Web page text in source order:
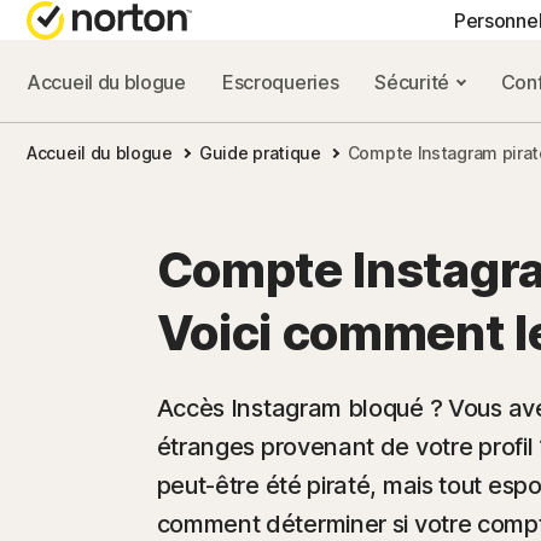
FORFAITS TOUT-
Norton 360
Norton 360 Deluxe
Norton 360 Standard
Tous les produits
BLOG NORTON
Ressources sur
Ressources sur
Ressources sur
Accueil du blogue Escroqueries Sécurité
Accueil du blogue Guide pratique Compte Instagram
Compte
Voici comment
Accès Instagram bloqué ? Vous
étranges provenant de votre
peut-être été piraté, mais tout
comment déterminer si votre